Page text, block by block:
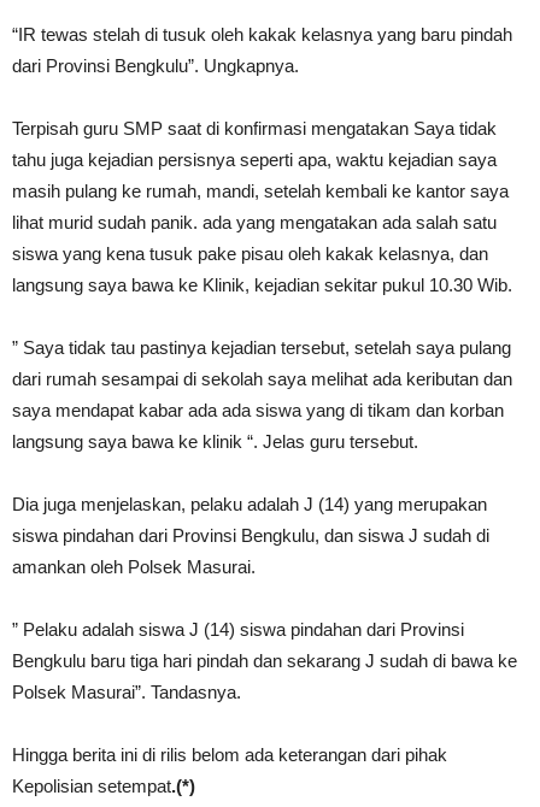
“IR tewas stelah di tusuk oleh kakak kelasnya yang baru pindah
dari Provinsi Bengkulu”. Ungkapnya.
Terpisah guru SMP saat di konfirmasi mengatakan Saya tidak
tahu juga kejadian persisnya seperti apa, waktu kejadian saya
masih pulang ke rumah, mandi, setelah kembali ke kantor saya
lihat murid sudah panik. ada yang mengatakan ada salah satu
siswa yang kena tusuk pake pisau oleh kakak kelasnya, dan
langsung saya bawa ke Klinik, kejadian sekitar pukul 10.30 Wib.
” Saya tidak tau pastinya kejadian tersebut, setelah saya pulang
dari rumah sesampai di sekolah saya melihat ada keributan dan
saya mendapat kabar ada ada siswa yang di tikam dan korban
langsung saya bawa ke klinik “. Jelas guru tersebut.
Dia juga menjelaskan, pelaku adalah J (14) yang merupakan
siswa pindahan dari Provinsi Bengkulu, dan siswa J sudah di
amankan oleh Polsek Masurai.
” Pelaku adalah siswa J (14) siswa pindahan dari Provinsi
Bengkulu baru tiga hari pindah dan sekarang J sudah di bawa ke
Polsek Masurai”. Tandasnya.
Hingga berita ini di rilis belom ada keterangan dari pihak
Kepolisian setempat.(*)